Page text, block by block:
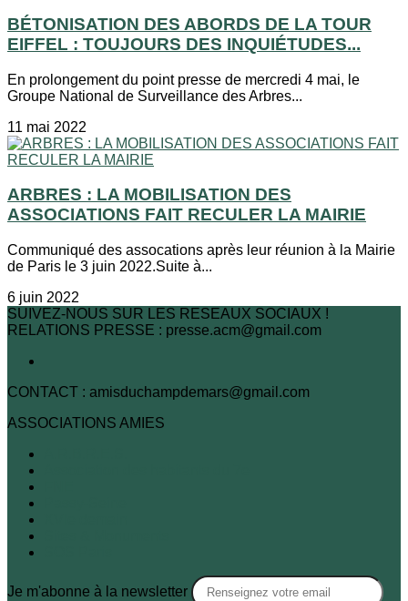
BÉTONISATION DES ABORDS DE LA TOUR
EIFFEL : TOUJOURS DES INQUIÉTUDES...
En prolongement du point presse de mercredi 4 mai, le
Groupe National de Surveillance des Arbres...
11 mai 2022
ARBRES : LA MOBILISATION DES
ASSOCIATIONS FAIT RECULER LA MAIRIE
Communiqué des assocations après leur réunion à la Mairie
de Paris le 3 juin 2022.Suite à...
6 juin 2022
SUIVEZ-NOUS SUR LES RESEAUX SOCIAUX !
RELATIONS PRESSE : presse.acm@gmail.com
CONTACT : amisduchampdemars@gmail.com
ASSOCIATIONS AMIES
Je m'abonne à la newsletter